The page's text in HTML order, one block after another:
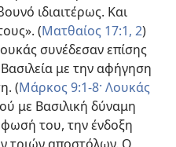
ιδιαιτέρως. Και
(Ματθαίος 17:1, 2)
συνέδεσαν επίσης
με την αφήγηση
(Μάρκος 9:1-8· Λουκάς
με Βασιλική δύναμη
του, την ένδοξη